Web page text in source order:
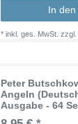
In
*inkl. ges. MwSt.
Peter
Angeln
Ausgabe - 64